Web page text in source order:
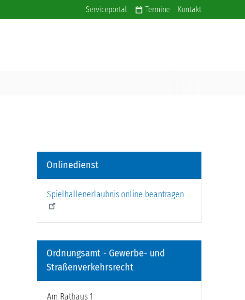
Additional navigation
Serviceportal Termine Kontakt
Onlinedienst
Spielhallenerlaubnis online beantragen
Ordnungsamt - Gewerbe- und
Straßenverkehrsrecht
Am Rathaus1